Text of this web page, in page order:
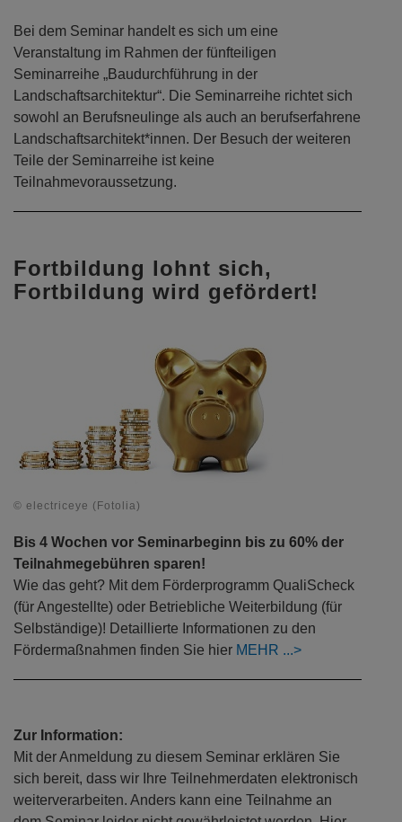
Bei dem Seminar handelt es sich um eine
Veranstaltung im Rahmen der fünfteiligen
Seminarreihe „Baudurchführung in der
Landschaftsarchitektur“. Die Seminarreihe richtet sich
sowohl an Berufsneulinge als auch an berufserfahrene
Landschaftsarchitekt*innen. Der Besuch der weiteren
Teile der Seminarreihe ist keine
Teilnahmevoraussetzung.
Fortbildung lohnt sich,
Fortbildung wird gefördert!
© electriceye (Fotolia)
Bis 4 Wochen vor Seminarbeginn bis zu 60% der
Teilnahmegebühren sparen!
Wie das geht? Mit dem Förderprogramm QualiScheck
(für Angestellte) oder Betriebliche Weiterbildung (für
Selbständige)! Detaillierte Informationen zu den
Fördermaßnahmen finden Sie hier MEHR
Zur Information:
Mit der Anmeldung zu diesem Seminar erklären Sie
sich bereit, dass wir Ihre Teilnehmerdaten elektronisch
weiterverarbeiten. Anders kann eine Teilnahme an